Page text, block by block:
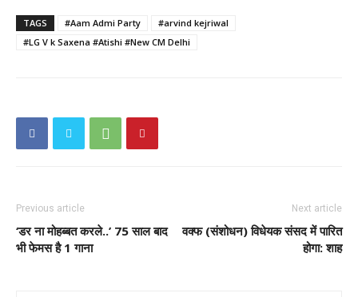
TAGS #Aam Admi Party
#arvind kejriwal
#LG V k Saxena #Atishi #New CM Delhi
Previous article
‘डर ना मोहब्बत करले..’ 75 साल बाद
भी फेमस है 1 गाना
Next article
वक्फ (संशोधन) विधेयक संसद में पारित
होगा: शाह